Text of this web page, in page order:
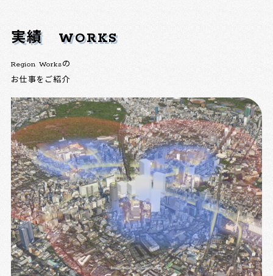
実績 WORKS
Region Worksの
お仕事をご紹介